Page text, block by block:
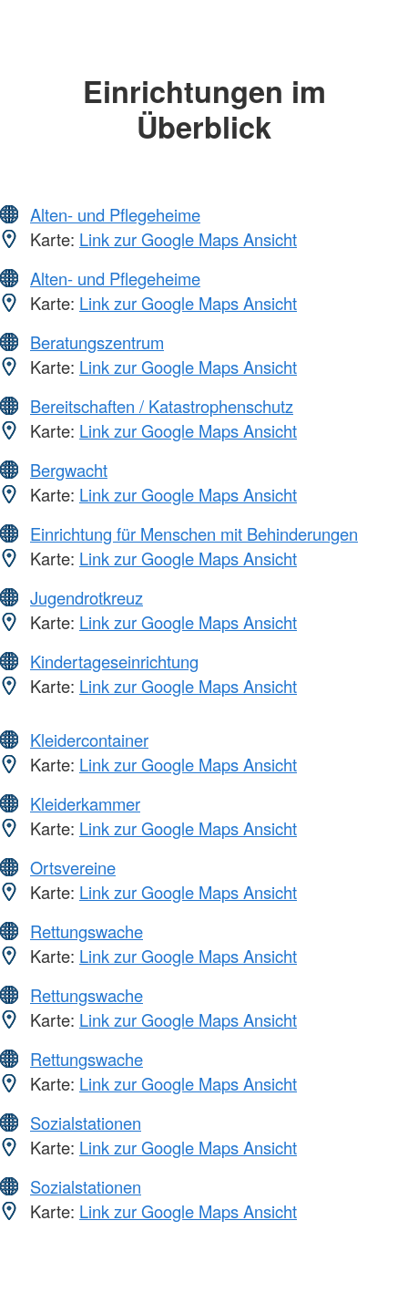
Einrichtungen im
Überblick
Alten- und Pflegeheime
Karte: Link zur Google Maps Ansicht
Alten- und Pflegeheime
Karte: Link zur Google Maps Ansicht
Beratungszentrum
Karte: Link zur Google Maps Ansicht
Bereitschaften / Katastrophenschutz
Karte: Link zur Google Maps Ansicht
Bergwacht
Karte: Link zur Google Maps Ansicht
Einrichtung für Menschen mit Behinderungen
Karte: Link zur Google Maps Ansicht
Jugendrotkreuz
Karte: Link zur Google Maps Ansicht
Kindertageseinrichtung
Karte: Link zur Google Maps Ansicht
Kleidercontainer
Karte: Link zur Google Maps Ansicht
Kleiderkammer
Karte: Link zur Google Maps Ansicht
Ortsvereine
Karte: Link zur Google Maps Ansicht
Rettungswache
Karte: Link zur Google Maps Ansicht
Rettungswache
Karte: Link zur Google Maps Ansicht
Rettungswache
Karte: Link zur Google Maps Ansicht
Sozialstationen
Karte: Link zur Google Maps Ansicht
Sozialstationen
Karte: Link zur Google Maps Ansicht